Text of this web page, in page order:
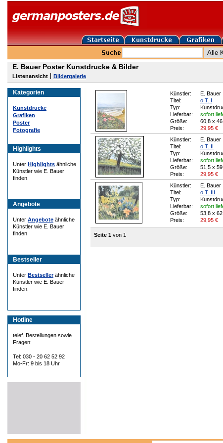
E. Bauer Poster Kunstdrucke & Bilder
Listenansicht Bildergalerie
Kategorien
Kunstdrucke
Grafiken
Poster
Fotografie
Highlights
Unter Highlights ähnliche
Künstler wie E. Bauer
finden.
Angebote
Unter Angebote ähnliche
Künstler wie E. Bauer
finden.
Bestseller
Unter Bestsellerähnliche
Künstler wie E. Bauer
finden.
Hotline
telef. Bestellungen sowie
Fragen:
Tel: 030 - 20 62 52 92
Mo-Fr: 9 bis 18 Uhr
Künstler:
E. Bauer
Titel:
o.T. I
Typ:
Lieferbar:
sofort
Größe:
60,8 x
Preis:
29,95 €
Künstler:
E. Bauer
Titel:
o.T. II
Typ:
Lieferbar:
sofort
Größe:
51,5 x
Preis:
29,95 €
Künstler:
E. Bauer
Titel:
o.T. III
Typ:
Lieferbar:
sofort
Größe:
53,8 x
Preis:
29,95 €
Seite 1 von 1